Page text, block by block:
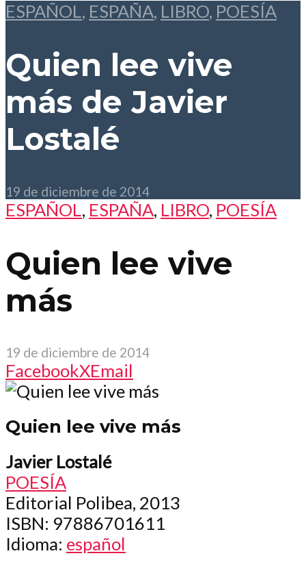
ESPAÑOL, ESPAÑA, LIBRO, POESÍA
Quien lee vive
más de Javier
Lostalé
19 de diciembre de 2014
ESPAÑOL , ESPAÑA, LIBRO, POESÍA
Quien lee vive
más
19 de diciembre de 2014
FacebookXEmail
Quien lee vive más
Javier Lostalé
POESÍA
Editorial Polibea, 2013
ISBN: 97886701611
Idioma: español